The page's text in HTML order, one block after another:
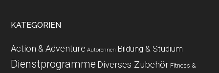
KATEGORIEN
Action & Adventure Autorennen Bildung & Studium
Dienstprogramme Diverses Zubehör Fitness &